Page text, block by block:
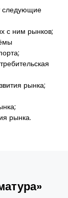
следующие
с ним рынков;
рынка;
рынка.